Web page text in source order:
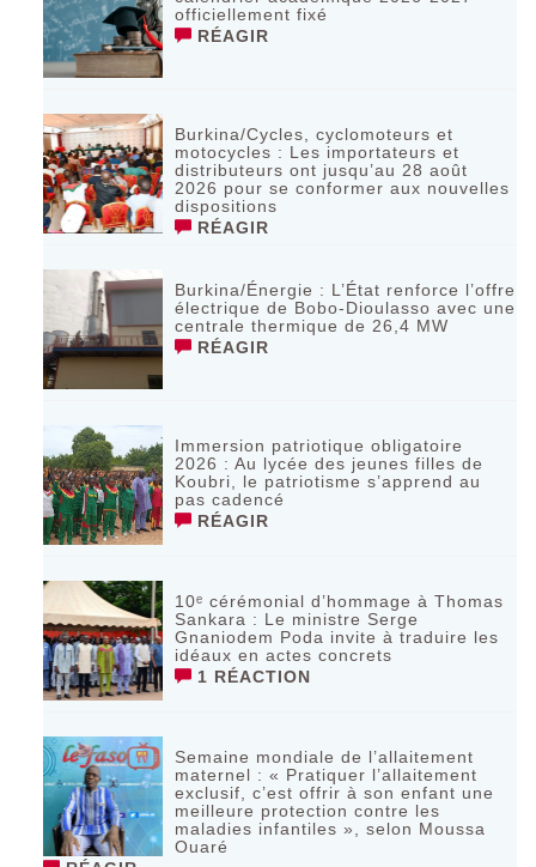
officiellement fixé
RÉAGIR
Burkina/Cycles, cyclomoteurs et
motocycles : Les importateurs et
distributeurs ont jusqu’au 28 août
2026 pour se conformer aux nouvelles
dispositions
RÉAGIR
Burkina/Énergie : L’État renforce l’offre
électrique de Bobo-Dioulasso avec une
centrale thermique de 26,4 MW
RÉAGIR
Immersion patriotique obligatoire
2026 : Au lycée des jeunes filles de
Koubri, le patriotisme s’apprend au
pas cadencé
RÉAGIR
10ᵉ cérémonial d’hommage à Thomas
Sankara : Le ministre Serge
Gnaniodem Poda invite à traduire les
idéaux en actes concrets
1 RÉACTION
Semaine mondiale de l’allaitement
maternel : « Pratiquer l’allaitement
exclusif, c’est offrir à son enfant une
meilleure protection contre les
maladies infantiles », selon Moussa
Ouaré